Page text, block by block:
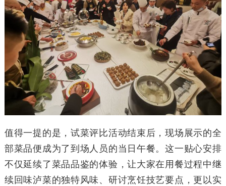
值得一提的是，试菜评比活动结束后，现场展示的全
部菜品便成为了到场人员的当日午餐。这一贴心安排
不仅延续了菜品品鉴的体验，让大家在用餐过程中继
续回味泸菜的独特风味、研讨烹饪技艺要点，更以实